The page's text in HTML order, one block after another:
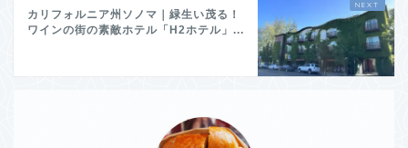
カリフォルニア州ソノマ｜緑生い茂る！
ワインの街の素敵ホテル「H2ホテル」...